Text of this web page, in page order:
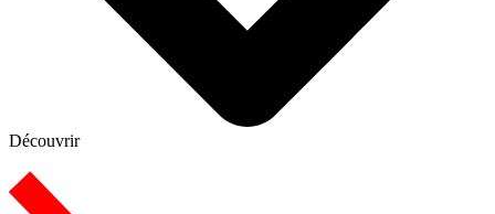
Découvrir